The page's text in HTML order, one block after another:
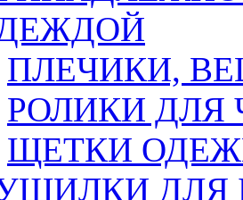
ПЛЕЧИКИ,
РОЛИКИ ДЛЯ
ЩЕТКИ
ДЛЯ